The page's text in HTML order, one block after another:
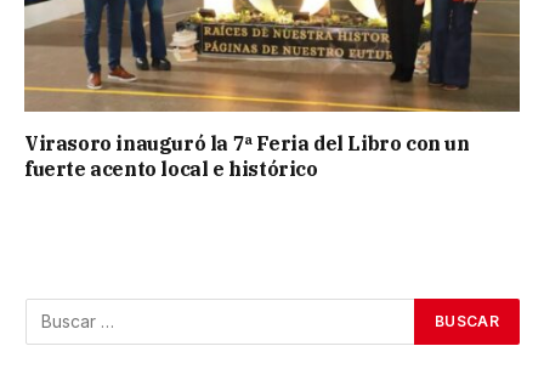
Virasoro inauguró la 7ª Feria del Libro con un
fuerte acento local e histórico